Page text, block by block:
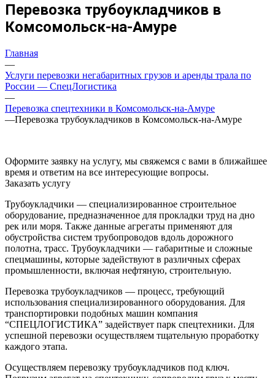
Перевозка трубоукладчиков в
Комсомольск-на-Амуре
Главная
—
Услуги перевозки негабаритных грузов и аренды трала по
России — СпецЛогистика
—
Перевозка спецтехники в Комсомольск-на-Амуре
—Перевозка трубоукладчиков в Комсомольск-на-Амуре
Оформите заявку на услугу, мы свяжемся с вами в ближайшее
время и ответим на все интересующие вопросы.
Заказать услугу
Трубоукладчики — специализированное строительное
оборудование, предназначенное для прокладки труд на дно
рек или моря. Также данные агрегаты применяют для
обустройства систем трубопроводов вдоль дорожного
полотна, трасс. Трубоукладчики — габаритные и сложные
спецмашины, которые задействуют в различных сферах
промышленности, включая нефтяную, строительную.
Перевозка трубоукладчиков — процесс, требующий
использования специализированного оборудования. Для
транспортировки подобных машин компания
“СПЕЦЛОГИСТИКА” задействует парк спецтехники. Для
успешной перевозки осуществляем тщательную проработку
каждого этапа.
Осуществляем перевозку трубоукладчиков под ключ.